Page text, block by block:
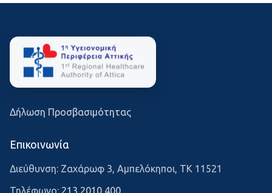
Δήλωση Προσβασιμότητας
Επικοινωνία
Διεύθυνση: Ζαχάρωφ 3, Αμπελόκηποι, ΤΚ 11521
Τηλέφωνο: 213 2010 400